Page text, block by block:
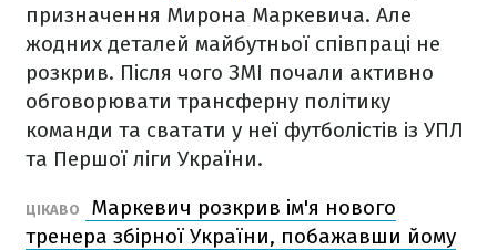
призначення Мирона Маркевича. Але
жодних деталей майбутньої співпраці не
розкрив. Після чого ЗМІ почали активно
обговорювати трансферну політику
команди та сватати у неї футболістів із УПЛ
та Першої ліги України.
ЦІКАВО
Маркевич розкрив ім'я нового
тренера збірної України, побажавши йому